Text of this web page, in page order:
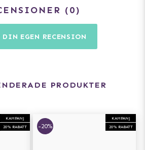
0
EGEN RECENSION
PRODUKTER
KAMPANJ
20% RABATT
KAMPANJ
20% RABATT
-20%